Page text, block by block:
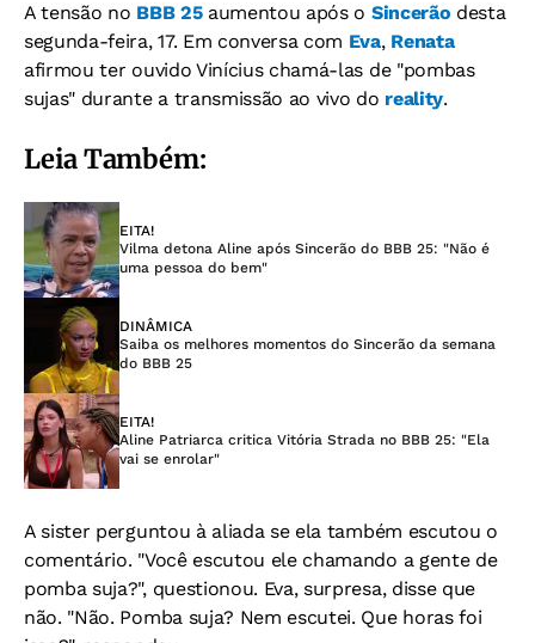
A tensão no BBB 25aumentou após o Sincerão desta
segunda-feira, 17. Em conversa com Eva, Renata
afirmou ter ouvido Vinícius chamá-las de "pombas
sujas" durante a transmissão ao vivo do reality.
Leia Também:
EITA!
Vilma detona Aline após Sincerão do BBB 25: "Não é
uma pessoa do bem"
DINÂMICA
Saiba os melhores momentos do Sincerão da semana
do BBB 25
EITA!
Aline Patriarca critica Vitória Strada no BBB 25: "Ela
vai se enrolar"
A sister perguntou à aliada se ela também escutou o
comentário. "Você escutou ele chamando a gente de
pomba suja?", questionou. Eva, surpresa, disse que
não. "Não. Pomba suja? Nem escutei. Que horas foi